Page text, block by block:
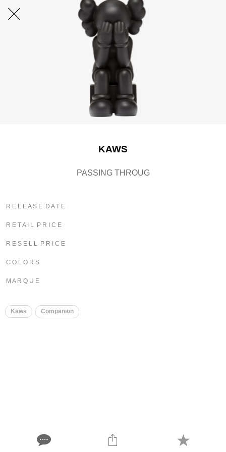
KAWS
PASSING THROUG
R E L E A S E D A T E
R E T A I L P R I C E
R E S E L L P R I C E
C O L O R S
M A R Q U E
Kaws Companion